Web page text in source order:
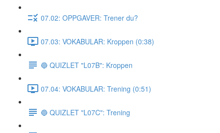
07.02: OPPGAVER: Trener du?
07.03: VOKABULAR: Kroppen (0:38)
🔵 QUIZLET "L07B": Kroppen
07.04: VOKABULAR: Trening (0:51)
🔵 QUIZLET "L07C": Trening